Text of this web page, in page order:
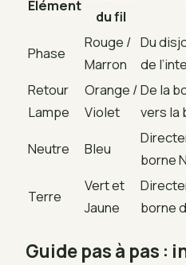
Élément
du fil
Phase
Rouge /
Marron
Du
de
Retour
Lampe
Orange /
Violet
De la
vers la
Neutre
Bleu
borne
Terre
Vert et
Jaune
borne
Guide pas à pas :